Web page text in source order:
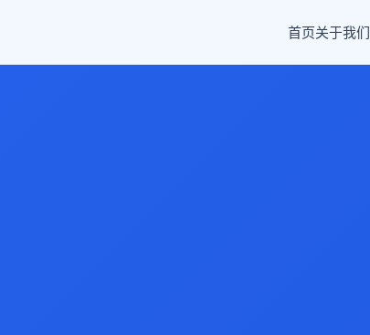
首页关于我们